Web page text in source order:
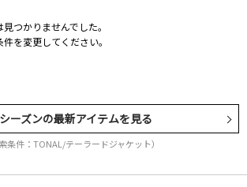
つかりませんでした。
を変更してください。
ーズンの最新アイテムを見る
索条件：TONAL/テーラードジャケット）